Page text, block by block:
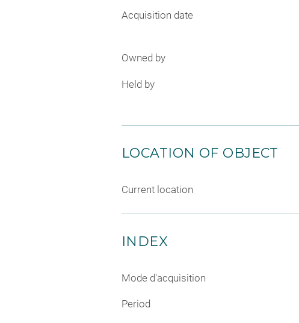
Acquisition date
Owned by
Held by
LOCATION OF OBJECT
Current location
INDEX
Mode d'acquisition
Period